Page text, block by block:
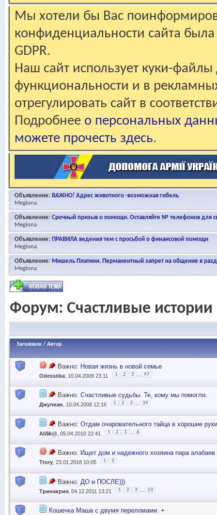
Мы хотели бы Вас
конфиденциальности сайта
GDPR.
Наш сайт использует куки-файлы
функциональности и в
отрегулировать сайт в
Подробнее о персональных
можете прочесть здесь.
Объявление: ВАЖНО! Адрес животного -возможная гибель
Megiona
Объявление: Срочный призыв о помощи. Оставляйте № телефонов для
Megiona
Объявление: ПРАВИЛА ведения тем с просьбой о финансовой помощи
Megiona
Объявление: Мишель Платини. Перманентный запрет на общение в
Megiona
Форум: Счастливые истории
Заголовок / Автор
Важно: Новая жизнь в новой семье
Odessitka , 10.04.2009 23:11 1 2 3 97
Важно: Счастливые судьбы. Те, кому мы помогли.
Джулиан , 10.04.2008 12:16 1 2 3 39
Важно: Отдам очаровательного тайца в хорошие руки
Ali$k@ , 05.04.2010 22:41 1 2 3 6
Важно: Ищет дом и надежного хозяина пара алабаев
Ttory , 23.01.2018 10:05 1 2
Важно: ДО и ПОСЛЕ)))
Тринакрия , 04.12.2011 13:21 1 2 3 10
Кошечка Маша с двумя переломами. +